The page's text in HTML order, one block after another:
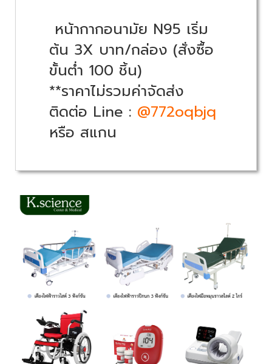
หน้ากากอนามัย N95 เริ่ม
ต้น 3X บาท/กล่อง (สั่งซื้อ
ขั้นต่ำ 100 ชิ้น)
**ราคาไม่รวมค่าจัดส่ง
ติดต่อ Line : @772oqbjq
หรือ สแกน